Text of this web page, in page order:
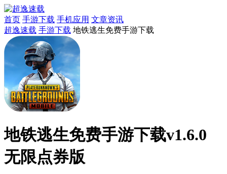
首页 手游下载 手机应用 文章资讯
超逸速载 手游下载 地铁逃生免费手游下载
地铁逃生免费手游下载v1.6.0
无限点券版